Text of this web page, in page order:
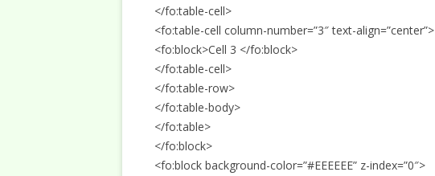
</fo:table-cell>
<fo:table-cell column-number=”3″ text-align=”center”>
<fo:block>Cell 3 </fo:block>
</fo:table-cell>
</fo:table-row>
</fo:table-body>
</fo:table>
</fo:block>
<fo:block background-color=”#EEEEEE” z-index=”0″>